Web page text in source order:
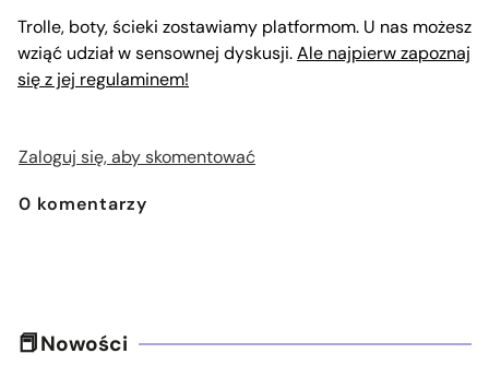
Trolle, boty, ścieki zostawiamy platformom. U nas możesz
wziąć udział w sensownej dyskusji.Ale najpierw zapoznaj
się z jej regulaminem!
Zaloguj się, aby skomentować
0 komentarzy
Nowości